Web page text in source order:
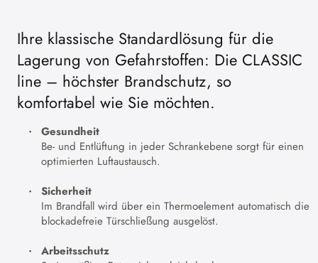
Ihre klassische Standardlösung für die
Lagerung von Gefahrstoffen: Die CLASSIC
line – höchster Brandschutz, so
komfortabel wie Sie möchten.
Gesundheit
Be- und Entlüftung in jeder Schrankebene sorgt für einen
optimierten Luftaustausch.
Sicherheit
Im Brandfall wird über ein Thermoelement automatisch die
blockadefreie Türschließung ausgelöst.
Arbeitsschutz